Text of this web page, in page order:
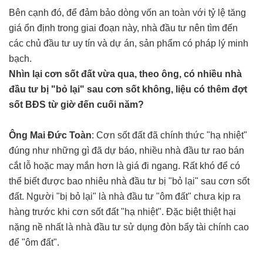
Bên cạnh đó, để đảm bảo dòng vốn an toàn với tỷ lệ tăng
giá ổn định trong giai đoạn này, nhà đầu tư nên tìm đến
các chủ đầu tư uy tín và dự án, sản phẩm có pháp lý minh
bạch.
Nhìn lại cơn sốt đất vừa qua, theo ông, có nhiều nhà
đầu tư bị "bỏ lại" sau cơn sốt không, liệu có thêm đợt
sốt BĐS từ giờ đến cuối năm?
Ông Mai Đức Toàn: Cơn sốt đất đã chính thức "hạ nhiệt"
đúng như những gì đã dự báo, nhiều nhà đầu tư rao bán
cắt lỗ hoặc may mắn hơn là giá đi ngang. Rất khó để có
thể biết được bao nhiêu nhà đầu tư bị "bỏ lại" sau cơn sốt
đất. Người "bị bỏ lại" là nhà đầu tư "ôm đất" chưa kịp ra
hàng trước khi cơn sốt đất "hạ nhiệt". Đặc biệt thiệt hại
nặng nề nhất là nhà đầu tư sử dụng đòn bẩy tài chính cao
để "ôm đất".